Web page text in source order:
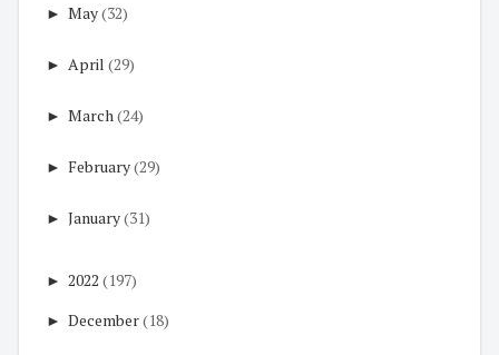
► May(32)
► April (29)
► March (24)
► February(29)
► January(31)
► 2022 (197)
► December(18)